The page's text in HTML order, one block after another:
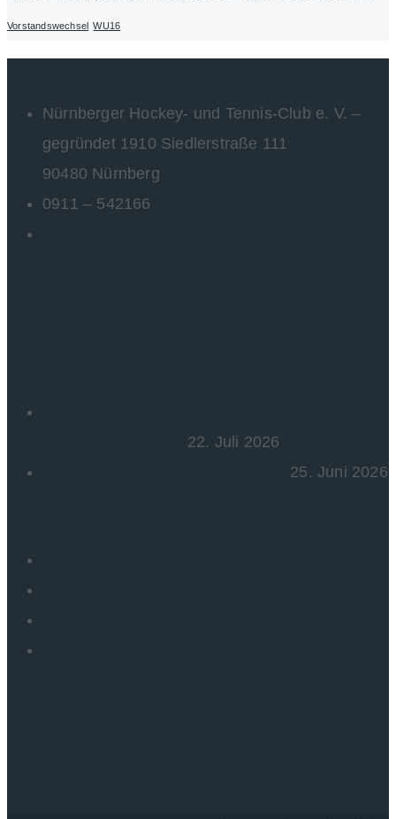
Vorstandswechsel WU16
Nürnberger Hockey- und Tennis-Club e. V. –
gegründet 1910 Siedlerstraße 111
90480 Nürnberg
0911 – 542166
22. Juli 2026
25. Juni 2026